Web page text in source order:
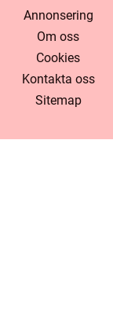
Annonsering
Om oss
Cookies
Kontakta oss
Sitemap